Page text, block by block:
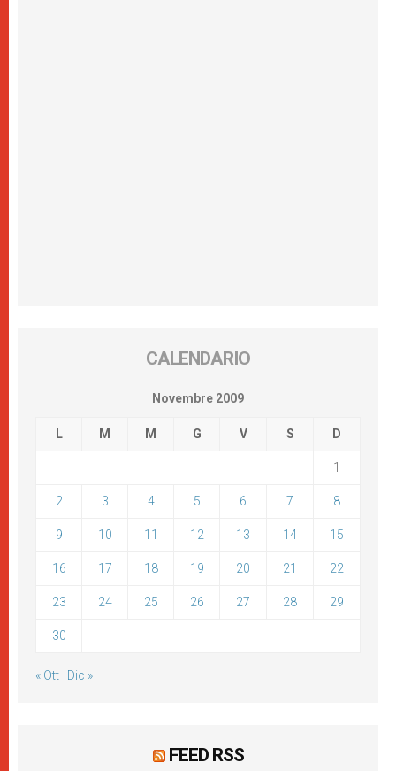
CALENDARIO
Novembre 2009
L M M G V S D
1
2 3 4 5 6 7 8
9 10 11 12 13 14 15
16 17 18 19 20 21 22
23 24 25 26 27 28 29
30
« Ott Dic »
FEED RSS